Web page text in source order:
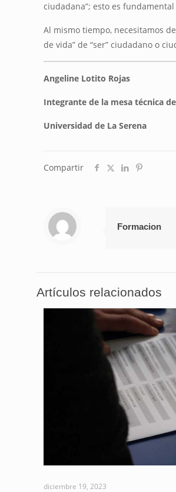
ciudadana”; esto es
Al mismo tiempo, necesitamos
de vida” de “ser” ciudadano o
Angeline Lotito Rojas
Integrante de la mesa técnica
Universidad de La Serena
Compartir
Formacion
Artículos relacionados
diciembre 19, 2023